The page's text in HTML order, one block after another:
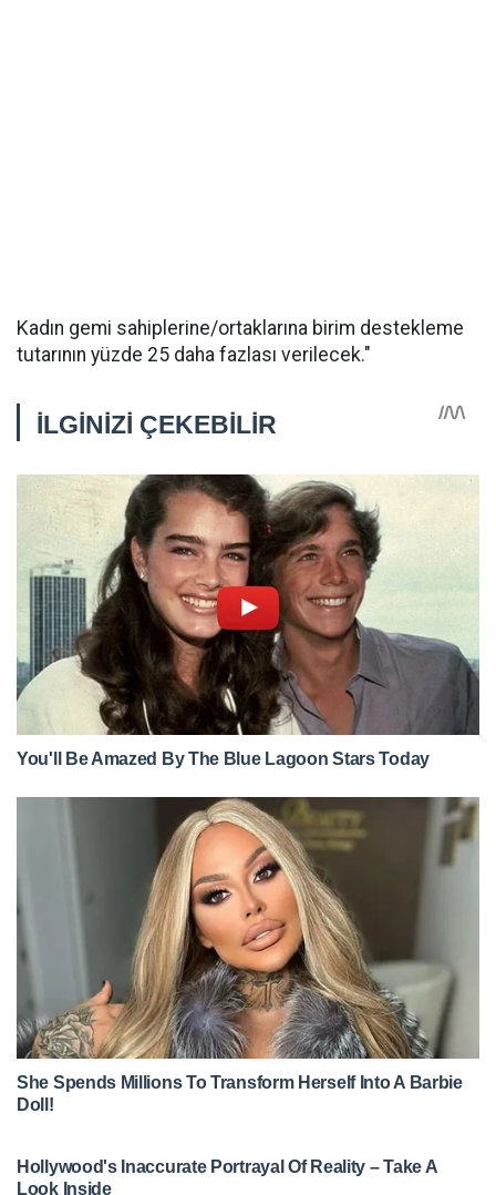
Kadın gemi sahiplerine/ortaklarına birim destekleme
tutarının yüzde 25 daha fazlası verilecek."